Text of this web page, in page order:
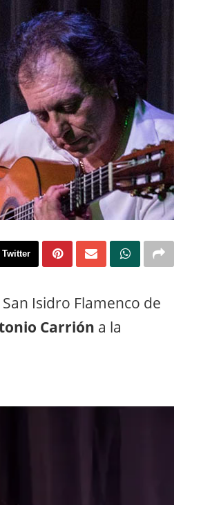
Isidro Flamenco de
Carrión a la